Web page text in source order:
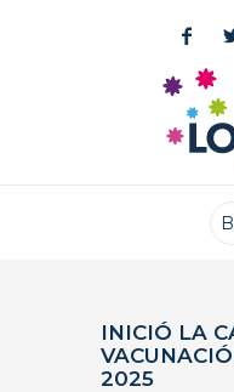
INICIÓ LA
2025